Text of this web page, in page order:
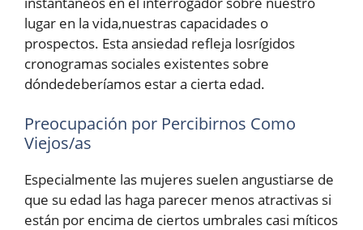
lugar en la vida,nuestras capacidades o
prospectos. Esta ansiedad refleja losrígidos
cronogramas sociales existentes sobre
dóndedeberíamos estar a cierta edad.
Preocupación por Percibirnos Como
Viejos/as
Especialmente las mujeres suelen angustiarse de
que su edad las haga parecer menos atractivas si
están por encima de ciertos umbrales casi míticos